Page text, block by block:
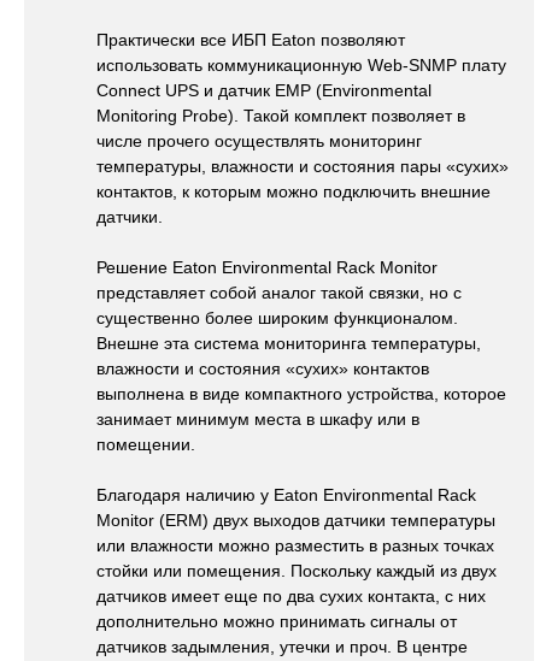
Практически все ИБП Eaton позволяют
использовать коммуникационную Web-SNMP плату
Connect UPS и датчик EMP (Environmental
Monitoring Probe). Такой комплект позволяет в
числе прочего осуществлять мониторинг
температуры, влажности и состояния пары «сухих»
контактов, к которым можно подключить внешние
датчики.
Решение Eaton Environmental Rack Monitor
представляет собой аналог такой связки, но с
существенно более широким функционалом.
Внешне эта система мониторинга температуры,
влажности и состояния «сухих» контактов
выполнена в виде компактного устройства, которое
занимает минимум места в шкафу или в
помещении.
Благодаря наличию у Eaton Environmental Rack
Monitor (ERM) двух выходов датчики температуры
или влажности можно разместить в разных точках
стойки или помещения. Поскольку каждый из двух
датчиков имеет еще по два сухих контакта, с них
дополнительно можно принимать сигналы от
датчиков задымления, утечки и проч. В центре